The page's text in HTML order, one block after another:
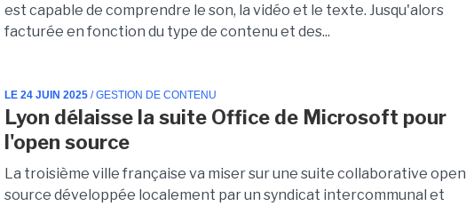
est capable de comprendre le son, la vidéo et le texte. Jusqu'alors
facturée en fonction du type de contenu et des...
LE 24 JUIN 2025 / GESTION DE CONTENU
Lyon délaisse la suite Office de Microsoft pour
l'open source
La troisième ville française va miser sur une suite collaborative open
source développée localement par un syndicat intercommunal et